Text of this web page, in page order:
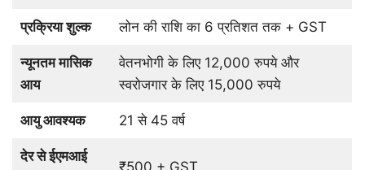
प्रक्रिया शुल्क लोन की राशि का 6 प्रतिशत तक + GST
न्यूनतम मासिक
आय
वेतनभोगी के लिए 12,000 रुपये और
स्वरोजगार के लिए 15,000 रुपये
आयु आवश्यक 21 से 45 वर्ष
देर से ईएमआई
₹500 + GST